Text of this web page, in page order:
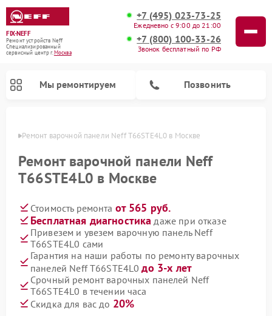
FIX-NEFF
Ремонт устройств Neff
Специализированный
cервисный центр г.Москва
+7 (495) 023-73-25
Ежедневно с 9:00 до 21:00
+7 (800) 100-33-26
Звонок бесплатный по РФ
Мы ремонтируем Позвонить
Ремонт варочной панели Neff T66STE4L0 в Москве
Ремонт варочной панели Neff
T66STE4L0 в Москве
Стоимость ремонта от 565 руб.
Бесплатная диагностика даже при отказе
Привезем и увезем варочную панель Neff
T66STE4L0 сами
Гарантия на наши работы по ремонту варочных
панелей Neff T66STE4L0до 3-х лет
Срочный ремонт варочных панелей Neff
T66STE4L0 в течении часа
Скидка для вас до 20%